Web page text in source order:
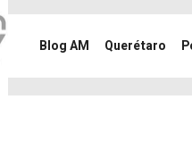
Blog AM Querétaro